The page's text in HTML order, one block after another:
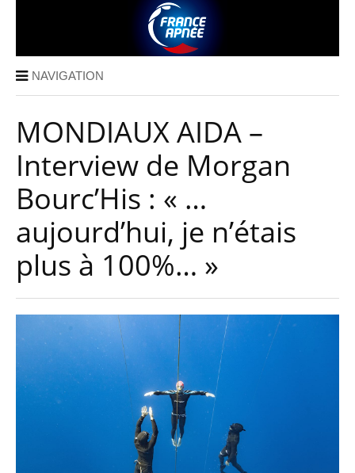
NAVIGATION
MONDIAUX AIDA –
Interview de Morgan
Bourc’His : « …
aujourd’hui, je n’étais
plus à 100%… »